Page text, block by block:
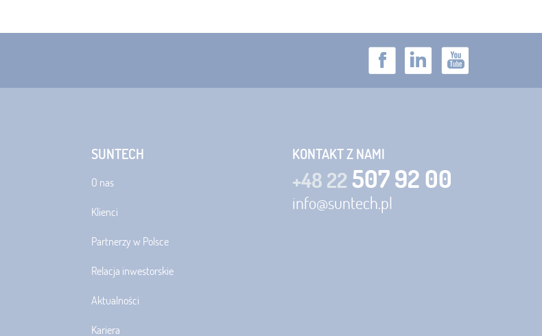
SUNTECH
O nas
Klienci
Partnerzy w Polsce
Relacja inwestorskie
Aktualności
Kariera
KONTAKT Z NAMI
+48 22 507 92 00
info@suntech.pl